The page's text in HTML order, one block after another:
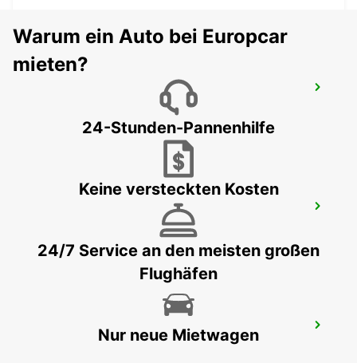
LONDON PARK ROYAL
LONDON - UNITED KINGDOM
LONDON HEATHROW FLUGHAFEN
LONDON - UNITED KINGDOM
PETERBOROUGH
PETERBOROUGH - UNITED KINGDOM
Warum ein Auto bei Europcar
mieten?
24-Stunden-Pannenhilfe
Keine versteckten Kosten
24/7 Service an den meisten großen
Flughäfen
Nur neue Mietwagen